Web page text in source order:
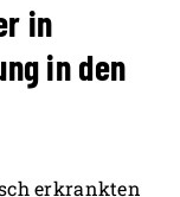
in
in den
erkrankten